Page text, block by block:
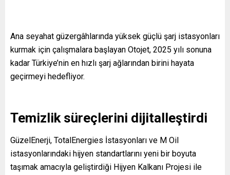
Ana seyahat güzergâhlarında yüksek güçlü şarj istasyonları
kurmak için çalışmalara başlayan Otojet, 2025 yılı sonuna
kadar Türkiye’nin en hızlı şarj ağlarından birini hayata
geçirmeyi hedefliyor.
Temizlik süreçlerini dijitalleştirdi
GüzelEnerji, TotalEnergies İstasyonları ve M Oil
istasyonlarındaki hijyen standartlarını yeni bir boyuta
taşımak amacıyla geliştirdiği Hijyen Kalkanı Projesi ile